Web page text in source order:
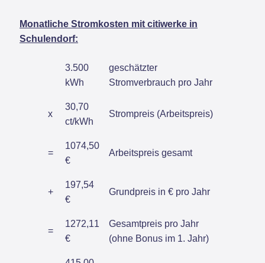
Monatliche Stromkosten mit citiwerke in
Schulendorf:
3.500
kWh
geschätzter
Stromverbrauch pro Jahr
x
30,70
ct/kWh
Strompreis (Arbeitspreis)
=
1074,50
€
Arbeitspreis gesamt
+
197,54
€
Grundpreis in € pro Jahr
=
1272,11
€
Gesamtpreis pro Jahr
(ohne Bonus im 1. Jahr)